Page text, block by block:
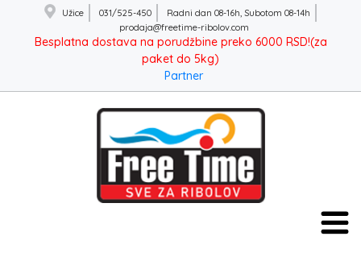
Užice 031/525-450
Radni dan 08-16h, Subotom 08-14h
prodaja@freetime-ribolov.com
Besplatna dostava na porudžbine preko 6000 RSD!(za
paket do 5kg)
Partner